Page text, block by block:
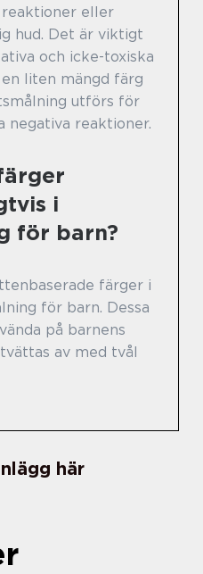
reaktioner eller
hud. Det är viktigt
och icke-toxiska
liten mängd färg
utförs för
negativa reaktioner.
i
för barn?
färger i
för barn. Dessa
på barnens
av med tvål
här